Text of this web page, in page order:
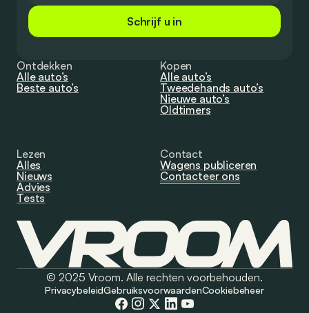
Schrijf u in
Ontdekken
Alle auto’s
Beste auto’s
Kopen
Alle auto’s
Tweedehands auto’s
Nieuwe auto’s
Oldtimers
Lezen
Alles
Nieuws
Advies
Tests
Contact
Wagens publiceren
Contacteer ons
© 2025 Vroom. Alle rechten voorbehouden.
PrivacybeleidGebruiksvoorwaardenCookiebeheer